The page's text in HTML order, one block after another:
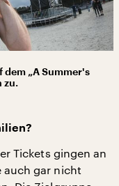
dem „A Summer's
zu.
Tickets gingen an
auch gar nicht